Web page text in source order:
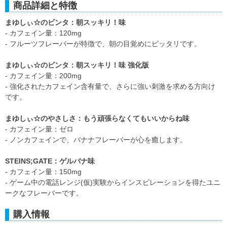
商品詳細と特徴
まゆしぃ☆のビンタ：朝スッキリ！味
- カフェイン量：120mg
- フルーツフレーバーが特徴で、朝の目覚めにピッタリです。
まゆしぃ☆のビンタ：朝スッキリ！味 強化版
- カフェイン量：200mg
- 強化されたカフェイン含有量で、さらに強い刺激を求める方向け
です。
まゆしぃ☆のやさしさ：もう頑張らなくてもいいからね味
- カフェイン量：ゼロ
- ノンカフェインで、バナナフレーバーが心を癒します。
STEINS;GATE：ゲルバナ味
- カフェイン量：150mg
- ゲーム中の電話レンジ(仮)実験からインスピレーションを得たユニ
ークなフレーバーです。
購入情報